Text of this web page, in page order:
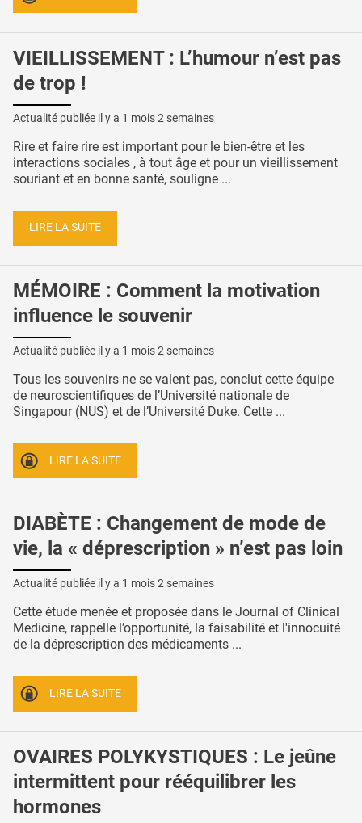
VIEILLISSEMENT : L’humour n’est pas
de trop !
Actualité publiée il y a 1 mois 2 semaines
Rire et faire rire est important pour le bien-être et les
interactions sociales , à tout âge et pour un vieillissement
souriant et en bonne santé, souligne ...
LIRE LA SUITE
MÉMOIRE : Comment la motivation
influence le souvenir
Actualité publiée il y a 1 mois 2 semaines
Tous les souvenirs ne se valent pas, conclut cette équipe
de neuroscientifiques de l’Université nationale de
Singapour (NUS) et de l’Université Duke. Cette ...
LIRE LA SUITE
DIABÈTE : Changement de mode de
vie, la « déprescription » n’est pas loin
Actualité publiée il y a 1 mois 2 semaines
Cette étude menée et proposée dans le Journal of Clinical
Medicine, rappelle l’opportunité, la faisabilité et l'innocuité
de la déprescription des médicaments ...
LIRE LA SUITE
OVAIRES POLYKYSTIQUES : Le jeûne
intermittent pour rééquilibrer les
hormones